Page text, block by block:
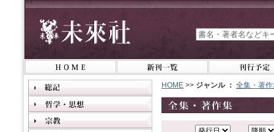
HOME >> ジャンル ： 全集・著